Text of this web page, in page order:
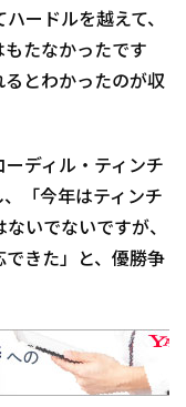
ードルを越えて、
たなかったです
とわかったのが収
ディル・ティンチ
「今年はティンチ
いでないですが、
きた」と、優勝争